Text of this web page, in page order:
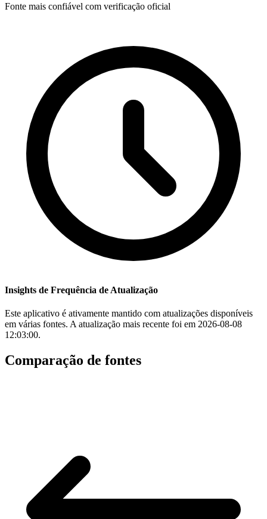
Fonte mais confiável com verificação oficial
Insights de Frequência de Atualização
Este aplicativo é ativamente mantido com atualizações disponíveis
em várias fontes. A atualização mais recente foi em 2026-08-08
12:03:00.
Comparação de fontes